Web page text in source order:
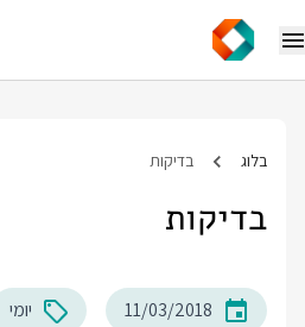
בלוג בדיקות
בדיקות
11/03/2018
יומי